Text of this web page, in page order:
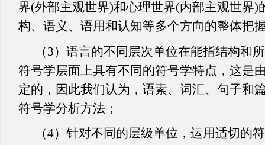
界(外部主观世界)和心理世界(内部主观世界)
构、语义、语用和认知等多个方向的整体把
（3）语言的不同层次单位在能指结构和
符号学层面上具有不同的符号学特点，这是
定的，因此我们认为，语素、词汇、句子和
符号学分析方法；
（4）针对不同的层级单位，运用适切的